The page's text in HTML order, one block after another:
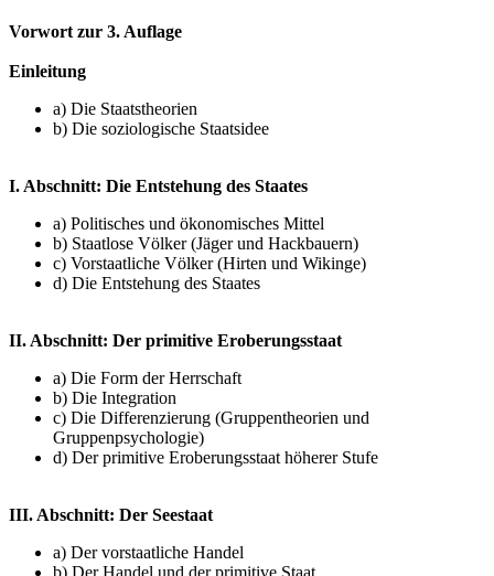
Vorwort zur 3. Auflage
Einleitung
a) Die Staatstheorien
b) Die soziologische Staatsidee
I. Abschnitt: Die Entstehung des Staates
a) Politisches und ökonomisches Mittel
b) Staatlose Völker (Jäger und Hackbauern)
c) Vorstaatliche Völker (Hirten und Wikinge)
d) Die Entstehung des Staates
II. Abschnitt: Der primitive Eroberungsstaat
a) Die Form der Herrschaft
b) Die Integration
c) Die Differenzierung (Gruppentheorien und
Gruppenpsychologie)
d) Der primitive Eroberungsstaat höherer Stufe
III. Abschnitt: Der Seestaat
a) Der vorstaatliche Handel